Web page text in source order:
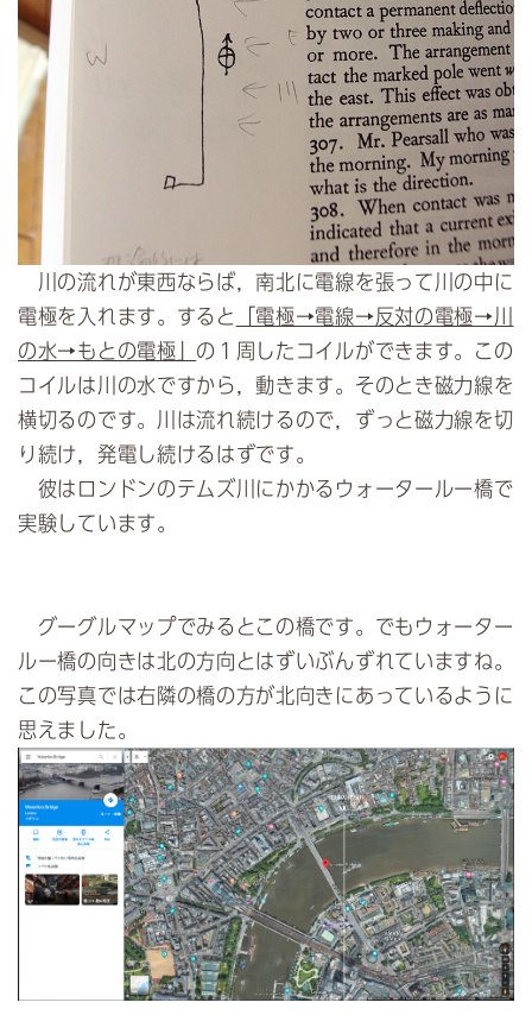
川の流れが東西ならば，南北に電線を張って川の中に
電極を入れます。すると
「電極→電線→反対の電極→川
の水→もとの電極」 の１周したコイルができます。この
コイルは川の水ですから，動きます。そのとき磁力線を
横切るのです。川は流れ続けるので，ずっと磁力線を切
り続け，発電し続けるはずです。
彼はロンドンのテムズ川にかかるウォータールー橋で
実験しています。
グーグルマップでみるとこの橋です。でもウォーター
ルー橋の向きは北の方向とはずいぶんずれていますね。
この写真では右隣の橋の方が北向きにあっているように
思えました。